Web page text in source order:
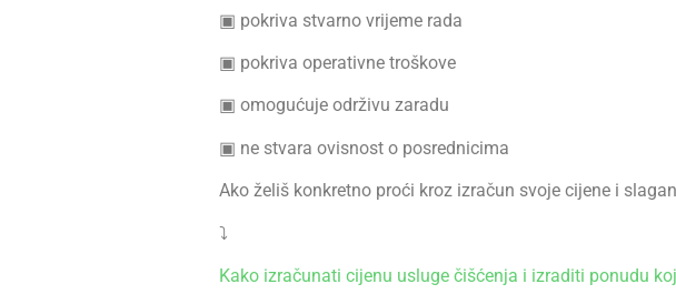
▣ pokriva stvarno vrijeme rada
▣ pokriva operativne troškove
▣ omogućuje održivu zaradu
▣ ne stvara ovisnost o posrednicima
Ako želiš konkretno proći kroz izračun svoje cijene i
⤵︎
Kako izračunati cijenu usluge čišćenja i izraditi ponudu